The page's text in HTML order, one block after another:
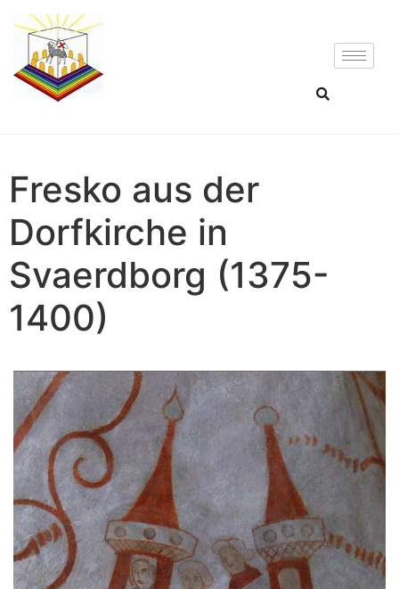
Fresko aus der
Dorfkirche in
Svaerdborg (1375-
1400)